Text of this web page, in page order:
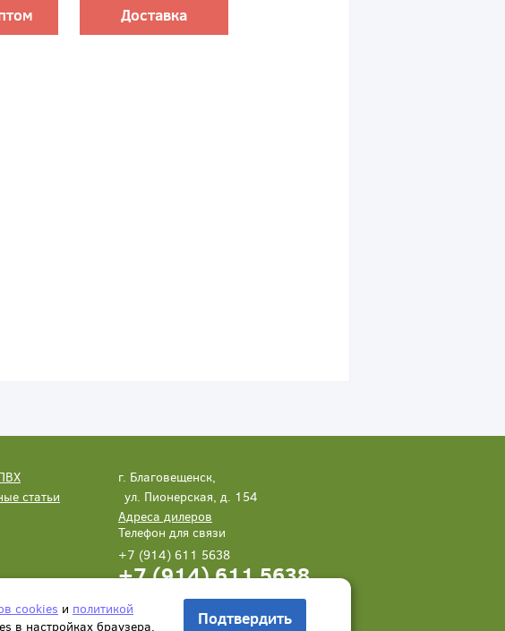
Доставка
статьи
г. Благовещенск,
ул. Пионерская, д. 154
Адреса дилеров
Телефон для связи
+7 (914) 611 5638
+7 (914) 611 5638
Написать нам Заказать звонок
cookies и политикой
в настройках браузера. Подтвердить